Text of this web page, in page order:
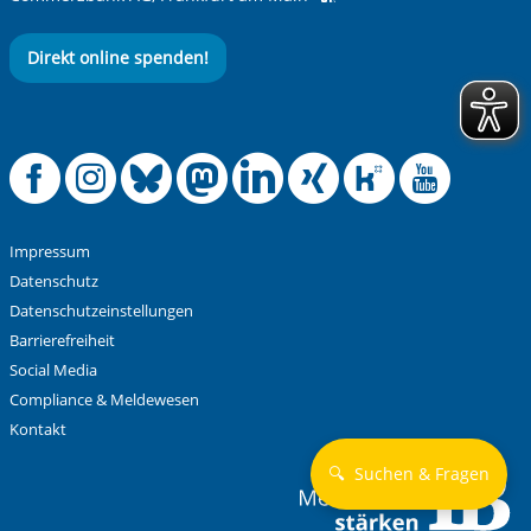
Direkt online spenden!
Offizielle
Offizielle
Offizielle
Offizielle
Offizielle
Impressum
Datenschutz
Datenschutzeinstellungen
Barrierefreiheit
Social Media
Compliance & Meldewesen
Kontakt
🔍 Suchen & Fragen